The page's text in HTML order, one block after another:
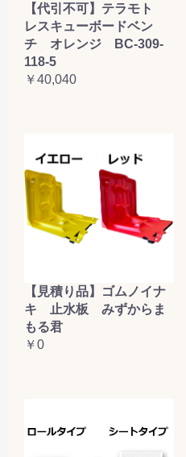
【代引不可】テラモト
レスキューボードベン
チ オレンジ BC-309-
118-5
￥40,040
【見積り品】ゴムノイナ
キ 止水板 みずからま
もる君
￥0